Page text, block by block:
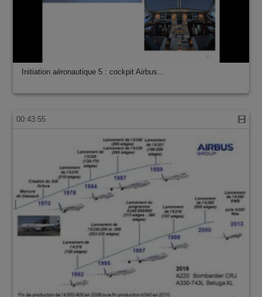
Initiation aéronautique 5 : cockpit Airbus…
00:43:55